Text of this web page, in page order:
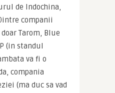
de Indochina,
companii
Tarom, Blue
(in standul
va fi o
compania
(ma duc sa vad